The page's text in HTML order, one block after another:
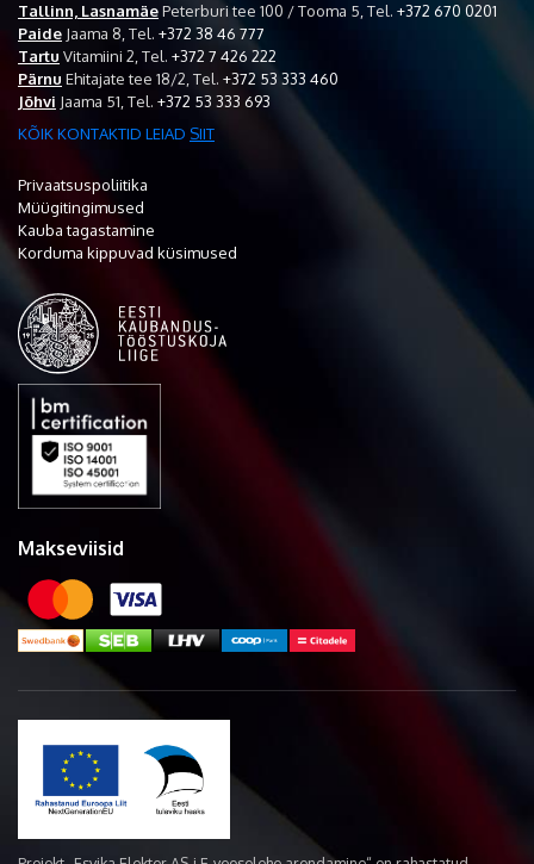
Tallinn, LasnamäePeterburi tee 100 / Tooma 5, Tel. +372 670 0201
Paide Jaama 8, Tel. +372 38 46 777
Tartu Vitamiini 2, Tel. +372 7 426 222
Pärnu Ehitajate tee 18/2, Tel. +372 53 333 460
Jõhvi Jaama 51, Tel. +372 53 333 693
KÕIK KONTAKTID LEIAD SIIT
Privaatsuspoliitika
Müügitingimused
Kauba tagastamine
Korduma kippuvad küsimused
Makseviisid